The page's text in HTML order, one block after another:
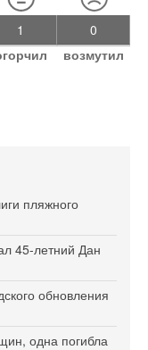
1
0
возмутил
пляжного
45-летний Дан
обновления
одна погибла